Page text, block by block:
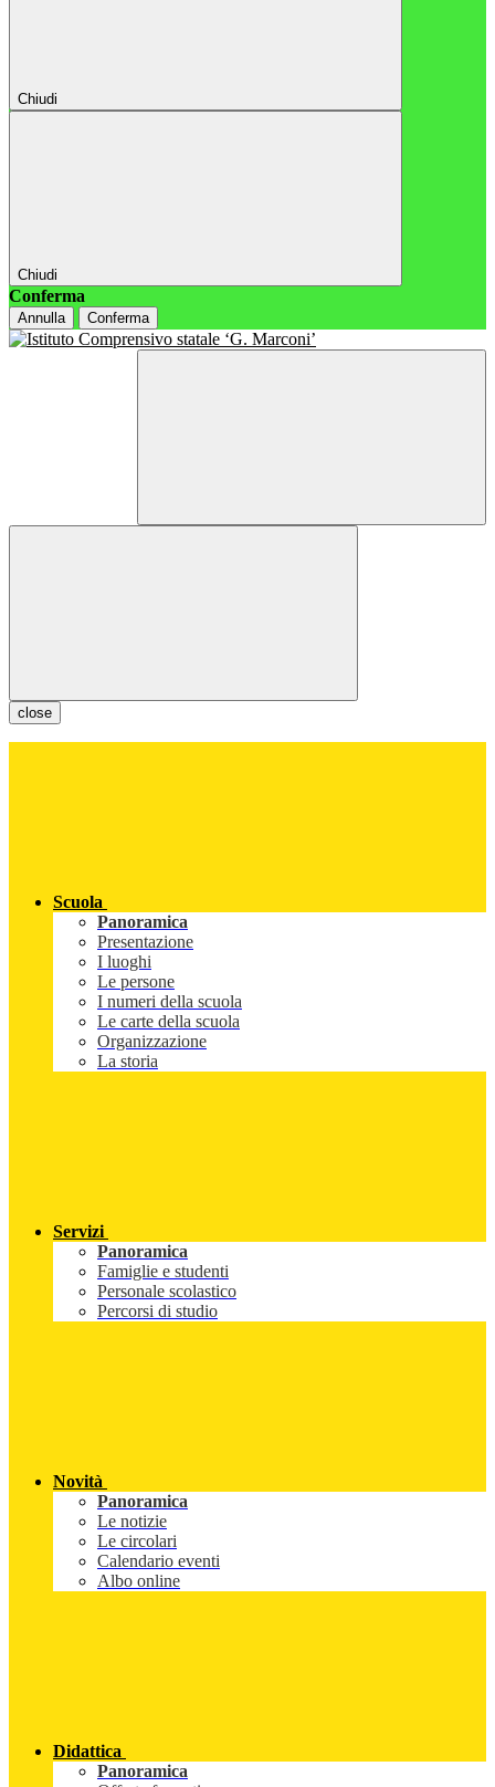
Chiudi
Chiudi
Conferma
Annulla Conferma
close
Scuola
Panoramica
Presentazione
I luoghi
Le persone
I numeri della scuola
Le carte della scuola
Organizzazione
La storia
Servizi
Panoramica
Famiglie e studenti
Personale scolastico
Percorsi di studio
Novità
Panoramica
Le notizie
Le circolari
Calendario eventi
Albo online
Didattica
Panoramica